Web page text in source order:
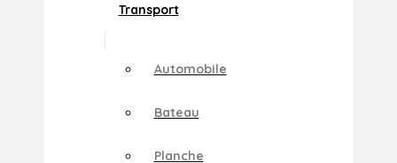
Transport
Automobile
Bateau
Planche